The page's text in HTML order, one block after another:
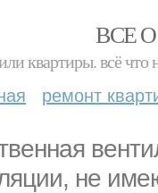
ВСЕ
квартиры. всё
ремонт
не